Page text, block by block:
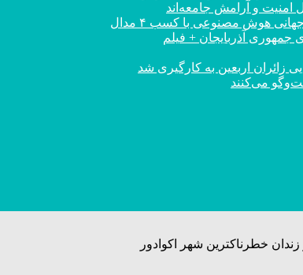
امنیت و آرامش جامعه‌اند
هوش مصنوعی با کسب ۴ مدال
جمهوری آذربایجان + فیلم
می‌کنند